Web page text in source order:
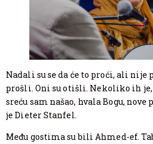
Nadali su se da će to proći, ali nije
prošli. Oni su otišli. Nekoliko ih je,
sreću sam našao, hvala Bogu,
je Dieter Stanfel.
Među gostima su bili Ahmed-ef.